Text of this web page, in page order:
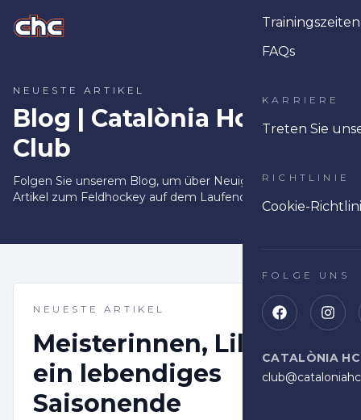
Trainingszeiten
FAQs
KARRIERE
Treten Sie
RICHTLINIE
Cookie-
FOLGE UNS
CATALÒNIA HC
NEUESTE ARTIKEL
Blog | Catalònia Hoquei
Club
Folgen Sie unserem Blog, um über Neuigkeiten, Tipps und
Artikel zum Feldhockey auf dem Laufenden zu bleiben.
NEUESTE ARTIKEL
Meisterinnen, Lille und
ein lebendiges
Saisonende